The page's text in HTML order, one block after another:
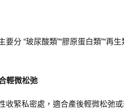
“玻尿酸類”“膠原蛋白類”“再生
輕微松弛
緊私密處，適合產後輕微松弛或